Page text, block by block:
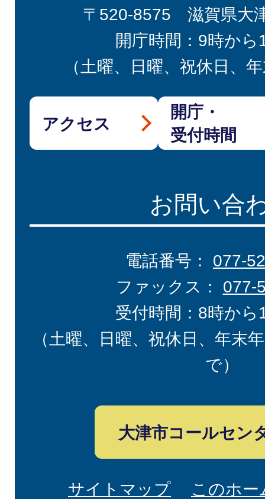
〒520-8575 滋賀県大
開庁時間：9時から
（土曜、日曜、祝休日、
アクセス
開庁・
受付時間
お問い合
電話番号： 077-
ファックス： 077-
受付時間：8時から
（土曜、日曜、祝休日、年末
で）
大津市コールセン
サイトマップ このホ